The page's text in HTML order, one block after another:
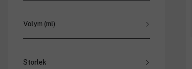
Volym (ml)
Storlek